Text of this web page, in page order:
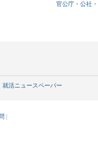
官公庁・公社
就活ニュースペーパー